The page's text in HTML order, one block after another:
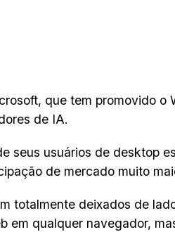
que tem promovido o
de IA.
seus usuários de desktop
de mercado muito
totalmente deixados de
em qualquer navegador,